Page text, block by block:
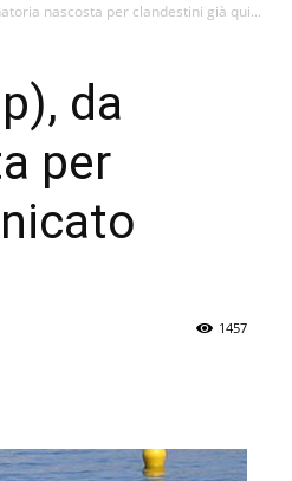
nascosta per clandestini già qui...
da
per
1457